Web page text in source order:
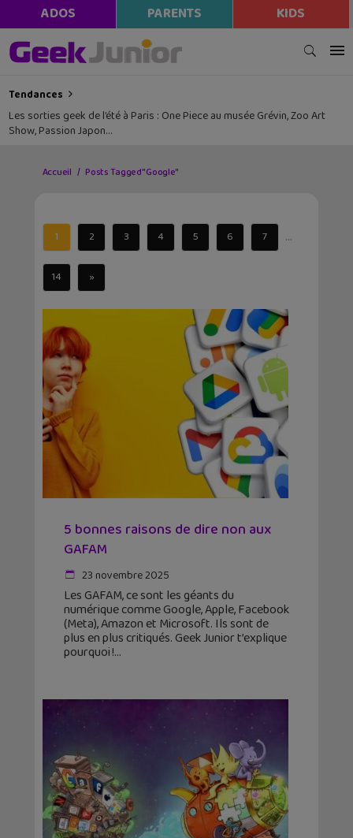
ADOS PARENTS KIDS
Tendances
Les sorties geek de l’été à Paris : One Piece au musée Grévin, Zoo Art
Show, Passion Japon…
Accueil Posts Tagged "Google"
1 2 3 4 5 6 7 ...
14 »
5 bonnes raisons de dire non aux
GAFAM
23 novembre 2025
Les GAFAM, ce sont les géants du
numérique comme Google, Apple, Facebook
(Meta), Amazon et Microsoft. Ils sont de
plus en plus critiqués. Geek Junior t’explique
pourquoi !